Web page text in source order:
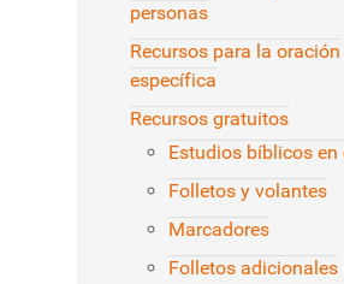
personas
Recursos para la oración
específica
Recursos gratuitos
Estudios bíblicos en
Folletos y volantes
Marcadores
Folletos adicionales